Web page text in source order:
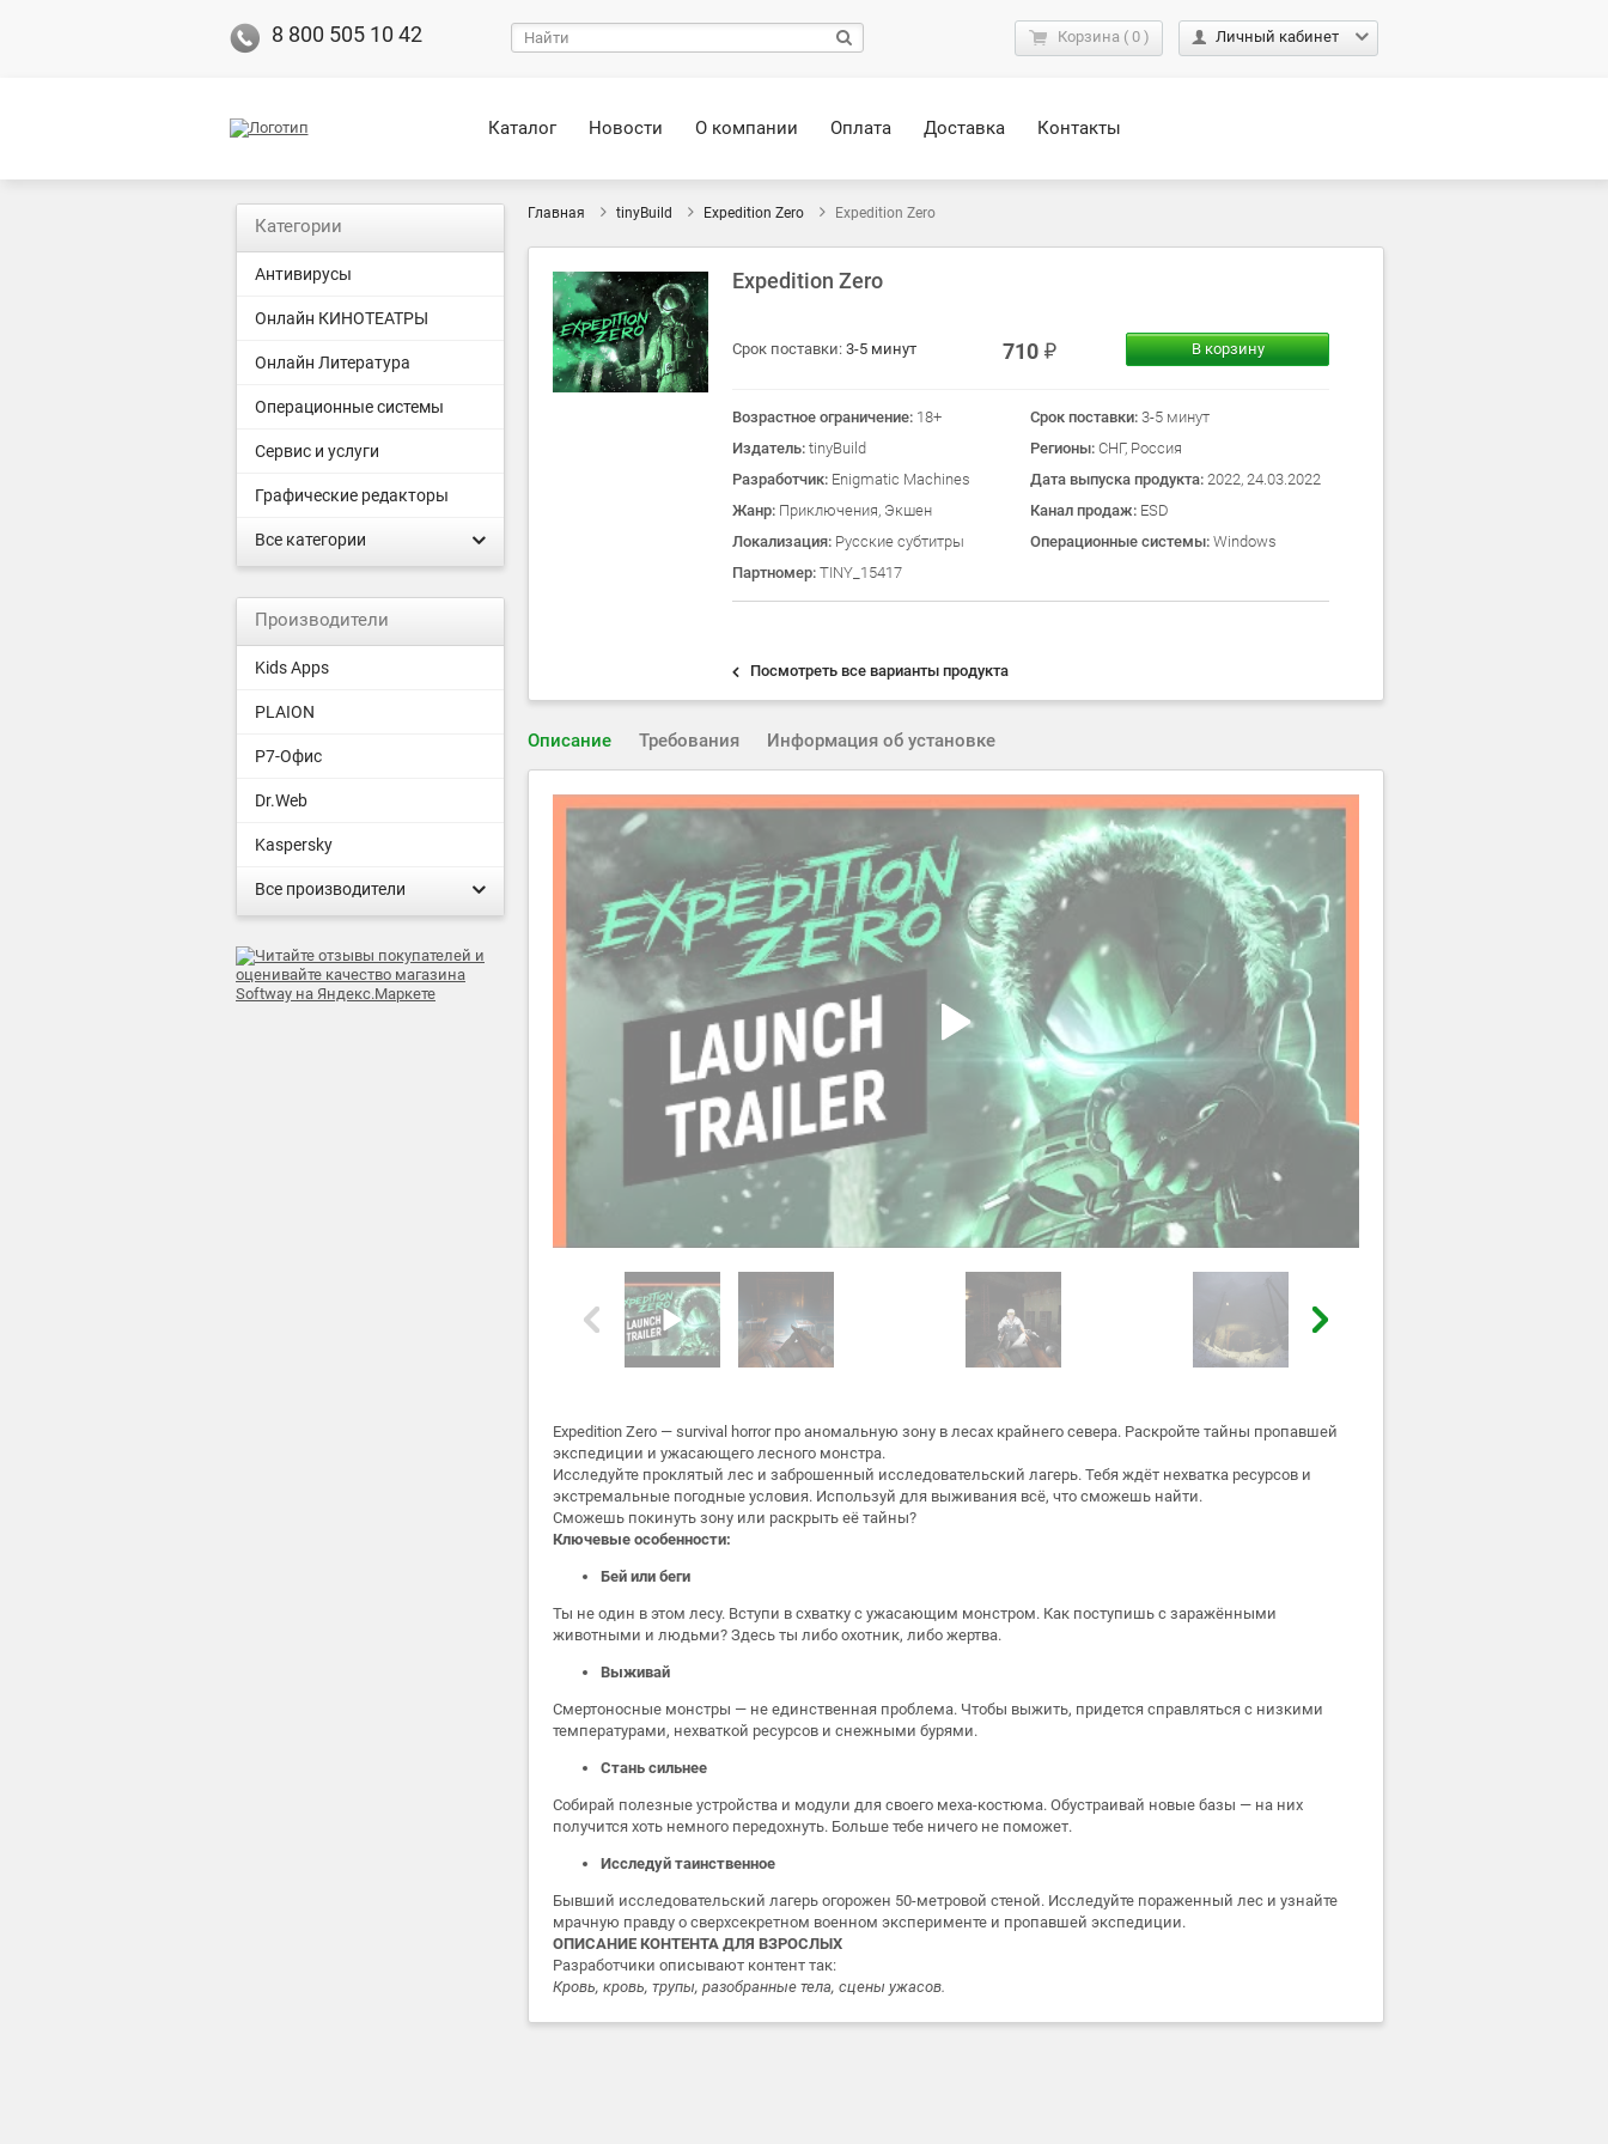
8 800 505 10 42 Корзина ( 0 ) Личный кабинет
Каталог Новости О компании Оплата Доставка Контакты
Главная tinyBuild Expedition Zero Expedition Zero
Expedition Zero
Срок поставки: 3-5 минут 710 В корзину
Возрастное ограничение: 18+ Срок поставки: 3-5 минут
Издатель: tinyBuild Регионы: СНГ, Россия
Разработчик: Enigmatic Machines Дата выпуска продукта: 2022, 24.03.2022
Жанр: Приключения, Экшен Канал продаж: ESD
Локализация: Русские субтитры Операционные системы: Windows
Партномер: TINY_15417
Посмотреть все варианты продукта
Описание Требования Информация об установке
Expedition Zero — survival horror про аномальную зону в лесах крайнего севера. Раскройте тайны пропавшей
экспедиции и ужасающего лесного монстра.
Исследуйте проклятый лес и заброшенный исследовательский лагерь. Тебя ждёт нехватка ресурсов и
экстремальные погодные условия. Используй для выживания всё, что сможешь найти.
Сможешь покинуть зону или раскрыть её тайны?
Ключевые особенности:
Бей или беги
Ты не один в этом лесу. Вступи в схватку с ужасающим монстром. Как поступишь с заражёнными
животными и людьми? Здесь ты либо охотник, либо жертва.
Выживай
Смертоносные монстры — не единственная проблема. Чтобы выжить, придется справляться с низкими
температурами, нехваткой ресурсов и снежными бурями.
Стань сильнее
Собирай полезные устройства и модули для своего меха-костюма. Обустраивай новые базы — на них
получится хоть немного передохнуть. Больше тебе ничего не поможет.
Исследуй таинственное
Бывший исследовательский лагерь огорожен 50-метровой стеной. Исследуйте пораженный лес и узнайте
мрачную правду о сверхсекретном военном эксперименте и пропавшей экспедиции.
ОПИСАНИЕ КОНТЕНТА ДЛЯ ВЗРОСЛЫХ
Разработчики описывают контент так:
Кровь, кровь, трупы, разобранные тела, сцены ужасов.
Категории
Антивирусы
Онлайн КИНОТЕАТРЫ
Онлайн Литература
Операционные системы
Сервис и услуги
Графические редакторы
Все категории
Производители
Kids Apps
PLAION
Р7-Офис
Dr.Web
Kaspersky
Все производители